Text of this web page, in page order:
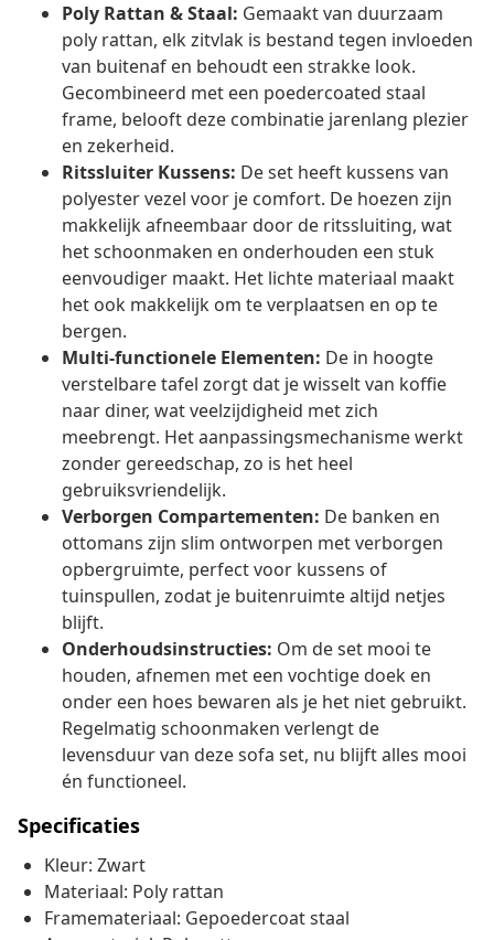
Poly Rattan & Staal: Gemaakt van duurzaam
poly rattan, elk zitvlak is bestand tegen invloeden
van buitenaf en behoudt een strakke look.
Gecombineerd met een poedercoated staal
frame, belooft deze combinatie jarenlang plezier
en zekerheid.
Ritssluiter Kussens: De set heeft kussens van
polyester vezel voor je comfort. De hoezen zijn
makkelijk afneembaar door de ritssluiting, wat
het schoonmaken en onderhouden een stuk
eenvoudiger maakt. Het lichte materiaal maakt
het ook makkelijk om te verplaatsen en op te
bergen.
Multi-functionele Elementen: De in hoogte
verstelbare tafel zorgt dat je wisselt van koffie
naar diner, wat veelzijdigheid met zich
meebrengt. Het aanpassingsmechanisme werkt
zonder gereedschap, zo is het heel
gebruiksvriendelijk.
Verborgen Compartementen: De banken en
ottomans zijn slim ontworpen met verborgen
opbergruimte, perfect voor kussens of
tuinspullen, zodat je buitenruimte altijd netjes
blijft.
Onderhoudsinstructies: Om de set mooi te
houden, afnemen met een vochtige doek en
onder een hoes bewaren als je het niet gebruikt.
Regelmatig schoonmaken verlengt de
levensduur van deze sofa set, nu blijft alles mooi
én functioneel.
Specificaties
Kleur: Zwart
Materiaal: Poly rattan
Framemateriaal: Gepoedercoat staal